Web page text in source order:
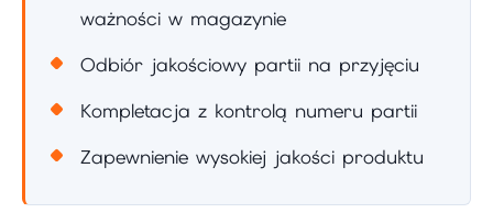
ważności w magazynie
Odbiór jakościowy partii na przyjęciu
Kompletacja z kontrolą numeru partii
Zapewnienie wysokiej jakości produktu